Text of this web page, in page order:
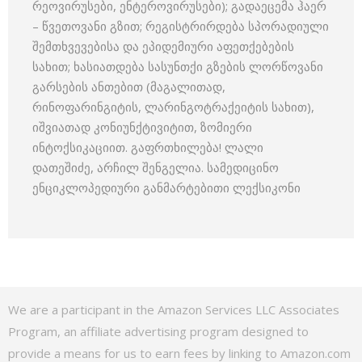
რეოვირუსები, ენტეროვირუსები); გადაეცემა ჰაერ
– წვეთოვანი გზით; რეგისტრირდება სპორადიული
შემთხვევებისა და ეპიდემიური აფეთქებების
სახით; ხასიათდება სასუნთქი გზების ლორწოვანი
გარსების ანთებით (მაგალითად,
რინოფარინგიტის, ლარინგოტრაქეიტის სახით),
იშვიათად კონიუნქტივიტით, ზომიერი
ინტოქსიკაციით. გაფრთხილება! ლალი
დათეშიძე, არჩილ შენგელია. სამედიცინო
ენციკლოპედიური განმარტებითი ლექსიკონი
We are a participant in the Amazon Services LLC Associates
Program, an affiliate advertising program designed to
provide a means for us to earn fees by linking to Amazon.com